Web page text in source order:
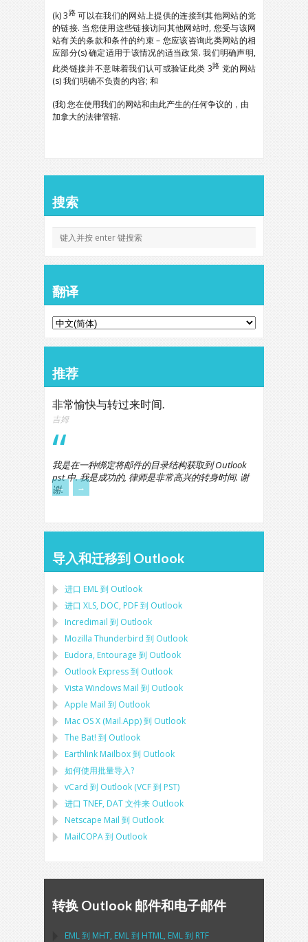
(k) 3路 可以在我们的网站上提供的连接到其他网站的党
的链接. 当您使用这些链接访问其他网站时, 您受与该网
站有关的条款和条件的约束 – 您应该咨询此类网站的相
应部分(s) 确定适用于该情况的适当政策. 我们明确声明,
此类链接并不意味着我们认可或验证此类 3路 党的网站
(s) 我们明确不负责的内容; 和
(我) 您在使用我们的网站和由此产生的任何争议的，由
加拿大的法律管辖.
搜索
翻译
推荐
非常愉快与转过来时间.
吉姆
我是在一种绑定将邮件的目录结构获取到 Outlook
pst 中. 我是成功的, 律师是非常高兴的转身时间. 谢
谢.
← →
导入和迁移到 Outlook
进口 EML到 Outlook
进口 XLS, DOC, PDF到 Outlook
Incredimail 到 Outlook
Mozilla Thunderbird 到 Outlook
Eudora, Entourage 到 Outlook
Outlook Express到 Outlook
Vista Windows Mail 到 Outlook
Apple Mail 到 Outlook
Mac OS X (Mail.App)到 Outlook
The Bat! 到 Outlook
Earthlink Mailbox到 Outlook
如何使用批量导入?
vCard 到 Outlook (VCF到 PST)
进口 TNEF, DAT文件来 Outlook
Netscape Mail 到 Outlook
MailCOPA到 Outlook
转换 Outlook 邮件和电子邮件
EML到 MHT, EML到 HTML, EML到 RTF